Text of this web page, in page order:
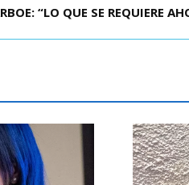
MAS POR IPC: “LA